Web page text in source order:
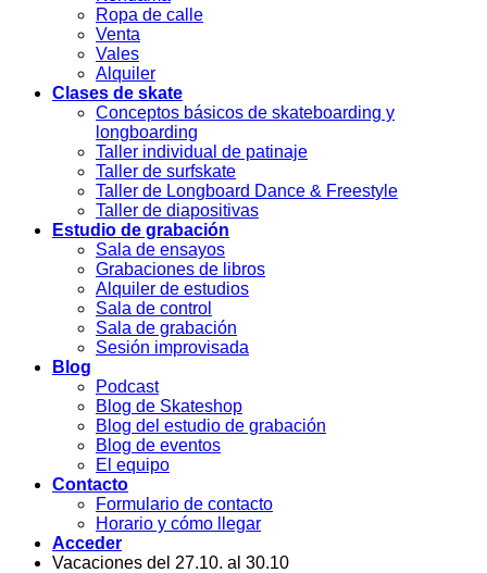
Ropa de calle
Venta
Vales
Alquiler
Clases de skate
Conceptos básicos de skateboarding y
longboarding
Taller individual de patinaje
Taller de surfskate
Taller de Longboard Dance & Freestyle
Taller de diapositivas
Estudio de grabación
Sala de ensayos
Grabaciones de libros
Alquiler de estudios
Sala de control
Sala de grabación
Sesión improvisada
Blog
Podcast
Blog de Skateshop
Blog del estudio de grabación
Blog de eventos
El equipo
Contacto
Formulario de contacto
Horario y cómo llegar
Acceder
Vacaciones del 27.10. al 30.10